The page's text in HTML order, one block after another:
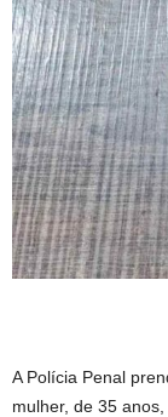
A Polícia Penal
mulher, de 35